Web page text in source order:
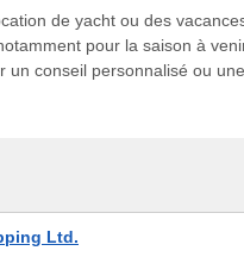
de yacht ou des
pour la saison à
conseil personnalisé ou
Ltd.